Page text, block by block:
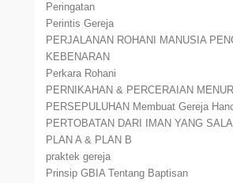
Peringatan
Perintis Gereja
PERJALANAN ROHANI MANUSIA
KEBENARAN
Perkara Rohani
PERNIKAHAN & PERCERAIAN
PERSEPULUHAN Membuat Gereja
PERTOBATAN DARI IMAN YANG
PLAN A & PLAN B
praktek gereja
Prinsip GBIA Tentang Baptisan